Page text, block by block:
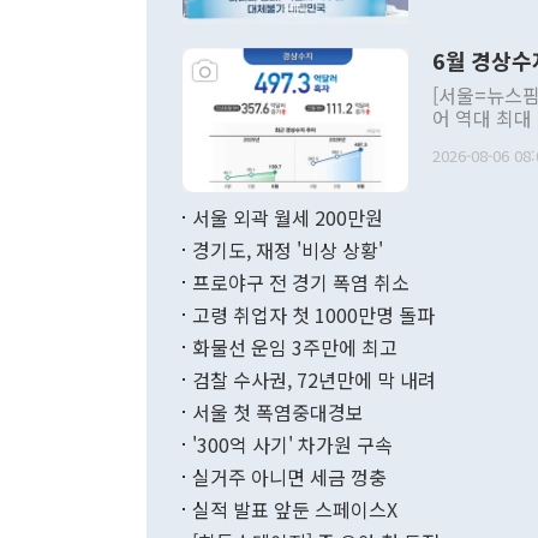
주의적 희망
관의 대북
관 부처 장
관의 무리한
다. [정동영 통일부 장관이 지난달 23일 오후 서울 종로구 정부서울청사에
무너졌다고
함께 4자 대
6월 경상
[서울=뉴스
어 역대 최
료=한국은행] 한국은행이 6일 발표한 '2026년 6월 국제수지(잠정)'
며 월간 기
196.9% 급
수출은
기록했지만
2026-08-06
서울 외곽 월세 200만원
경기도, 재정 '비상 상황'
프로야구 전 경기 폭염 취소
고령 취업자 첫 1000만명 돌파
화물선 운임 3주만에 최고
검찰 수사권, 72년만에 막 내려
서울 첫 폭염중대경보
'300억 사기' 차가원 구속
실거주 아니면 세금 껑충
실적 발표 앞둔 스페이스X